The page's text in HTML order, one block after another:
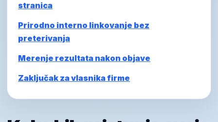
stranica
Prirodno interno linkovanje bez
preterivanja
Merenje rezultata nakon objave
Zaključak za vlasnika firme